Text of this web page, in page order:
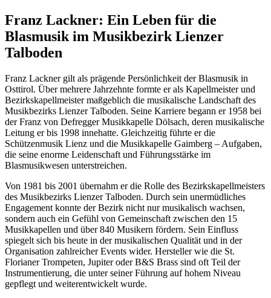
Franz Lackner: Ein Leben für die
Blasmusik im Musikbezirk Lienzer
Talboden
Franz Lackner gilt als prägende Persönlichkeit der Blasmusik in
Osttirol. Über mehrere Jahrzehnte formte er als Kapellmeister und
Bezirkskapellmeister maßgeblich die musikalische Landschaft des
Musikbezirks Lienzer Talboden. Seine Karriere begann er 1958 bei
der Franz von Defregger Musikkapelle Dölsach, deren musikalische
Leitung er bis 1998 innehatte. Gleichzeitig führte er die
Schützenmusik Lienz und die Musikkapelle Gaimberg – Aufgaben,
die seine enorme Leidenschaft und Führungsstärke im
Blasmusikwesen unterstreichen.
Von 1981 bis 2001 übernahm er die Rolle des Bezirkskapellmeisters
des Musikbezirks Lienzer Talboden. Durch sein unermüdliches
Engagement konnte der Bezirk nicht nur musikalisch wachsen,
sondern auch ein Gefühl von Gemeinschaft zwischen den 15
Musikkapellen und über 840 Musikern fördern. Sein Einfluss
spiegelt sich bis heute in der musikalischen Qualität und in der
Organisation zahlreicher Events wider. Hersteller wie die St.
Florianer Trompeten, Jupiter oder B&S Brass sind oft Teil der
Instrumentierung, die unter seiner Führung auf hohem Niveau
gepflegt und weiterentwickelt wurde.